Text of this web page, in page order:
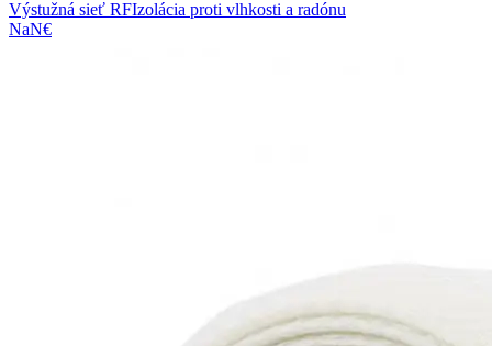
Výstužná sieť RFIzolácia proti vlhkosti a radónu
NaN€